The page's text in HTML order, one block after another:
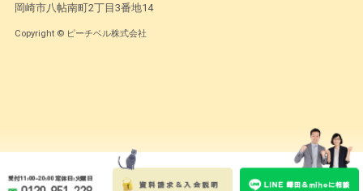
岡崎市八帖南町2丁目3番地14
Copyright © ピーチベル株式会社